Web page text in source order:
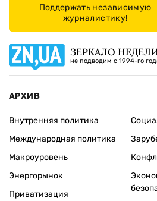
Поддержать независимую
журналистику!
ЗЕРКАЛО
не подводим с 1994-го
АРХИВ
Внутренняя политика
Международная политика
Макроуровень
Энергорынок
Приватизация